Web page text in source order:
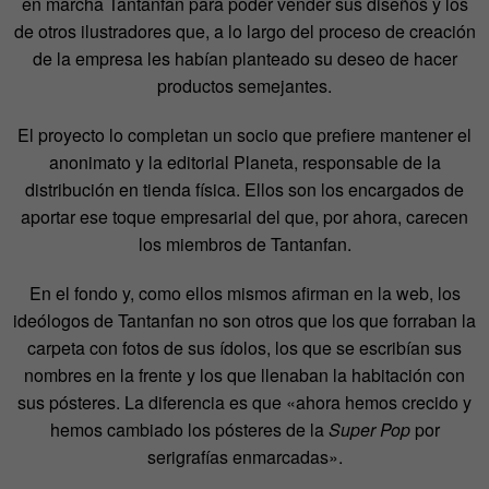
de otros ilustradores que, a lo largo del proceso de creación
de la empresa les habían planteado su deseo de hacer
productos semejantes.
El proyecto lo completan un socio que prefiere mantener el
anonimato y la editorial Planeta, responsable de la
distribución en tienda física. Ellos son los encargados de
aportar ese toque empresarial del que, por ahora, carecen
los miembros de Tantanfan.
En el fondo y, como ellos mismos afirman en la web, los
ideólogos de Tantanfan no son otros que los que forraban la
carpeta con fotos de sus ídolos, los que se escribían sus
nombres en la frente y los que llenaban la habitación con
sus pósteres. La diferencia es que «ahora hemos crecido y
hemos cambiado los pósteres de laSuper Poppor
serigrafías enmarcadas».